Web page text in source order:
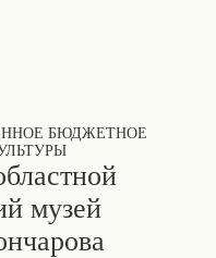
БЮДЖЕТНОЕ
музей